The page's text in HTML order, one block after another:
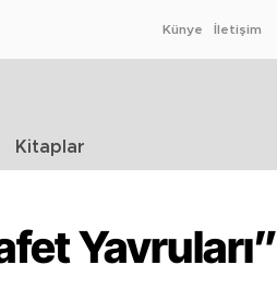
Künye İletişim
Kitaplar
Yavruları”